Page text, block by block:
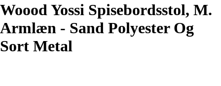
Woood Yossi Spisebordsstol, M.
Armlæn - Sand Polyester Og
Sort Metal